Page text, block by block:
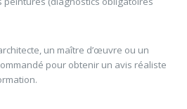
un maître d’œuvre ou un
pour obtenir un avis réaliste